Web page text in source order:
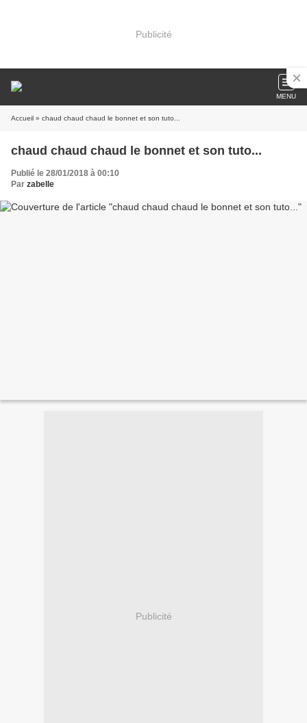
Publicité
MENU
Accueil » chaud chaud chaud le bonnet et son tuto...
chaud chaud chaud le bonnet et son tuto...
Publié le 28/01/2018 à 00:10
Par zabelle
Publicité